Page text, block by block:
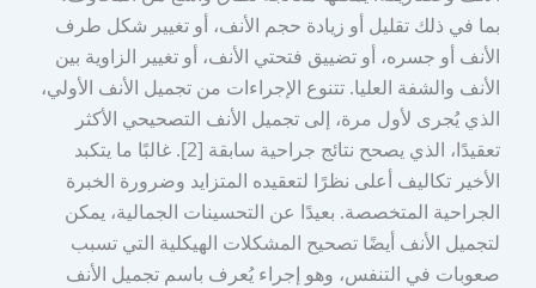
بما في ذلك تقليل أو زيادة حجم الأنف، أو تغيير شكل طرف
الأنف أو جسره، أو تضييق فتحتي الأنف، أو تغيير الزاوية بين
الأنف والشفة العليا. تتنوع الإجراءات من تجميل الأنف الأولي،
الذي يُجرى لأول مرة، إلى تجميل الأنف التصحيحي الأكثر
تعقيدًا، الذي يصحح نتائج جراحية سابقة [2]. غالبًا ما يتكبد
الأخير تكاليف أعلى نظرًا لتعقيده المتزايد وضرورة الخبرة
الجراحية المتخصصة. بعيدًا عن التحسينات الجمالية، يمكن
لتجميل الأنف أيضًا تصحيح المشكلات الهيكلية التي تسبب
صعوبات في التنفس، وهو إجراء يُعرف باسم تجميل الأنف